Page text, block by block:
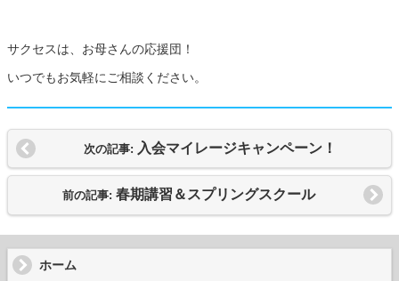
サクセスは、お母さんの応援団！
いつでもお気軽にご相談ください。
次の記事: 入会マイレージキャンペーン！
前の記事: 春期講習＆スプリングスクール
ホーム